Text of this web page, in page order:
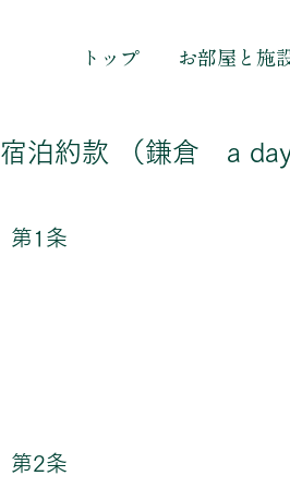
トップ お部屋と施
宿泊約款 （鎌倉 a
第1条
第2条